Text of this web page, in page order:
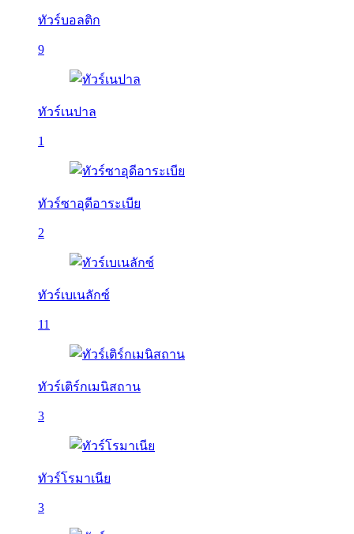
ทัวร์บอลติก
9
ทัวร์เนปาล
1
ทัวร์ซาอุดีอาระเบีย
2
ทัวร์เบเนลักซ์
11
ทัวร์เติร์กเมนิสถาน
3
ทัวร์โรมาเนีย
3